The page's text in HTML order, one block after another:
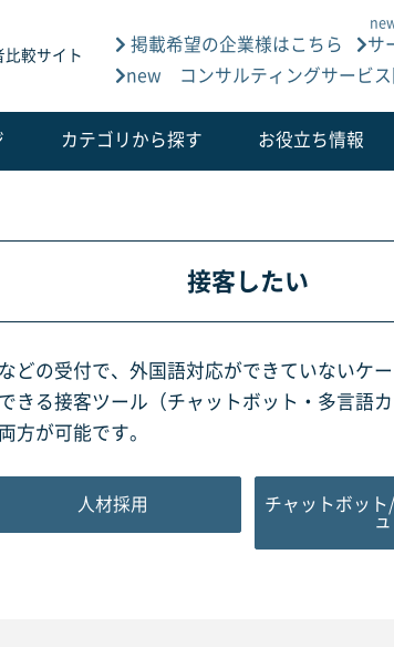
比較サイト
掲載希望の企業様はこちら サ
new コンサルティングサービス
カテゴリから探す お役立ち情報
接客したい
どの受付で、外国語対応ができていないケー
きる接客ツール（チャットボット・多言語
方が可能です。
人材採用
チャットボッ
ュ